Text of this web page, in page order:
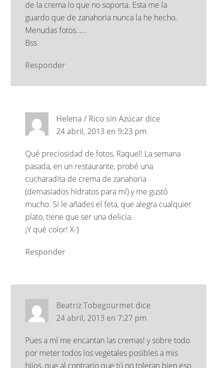
de la crema lo que no soporta. Esta me la
guardo que de zanahoria nunca la he hecho.
Menudas fotos……
Bss
Responder
Helena / Rico sin Azúcar dice
24 abril, 2013 en 9:23 pm
Qué preciosidad de fotos, Raquel! La semana
pasada, en un restaurante, probé una
cucharadita de crema de zanahoria
(demasiados hidratos para mí) y me gustó
mucho. Si le añades el feta, que alegra cualquier
plato, tiene que ser una delicia.
¡Y qué color! X-)
Responder
Beatriz Tobegourmet dice
24 abril, 2013 en 7:27 pm
Pues a mí me encantan las cremas! y sobre todo
por meter todos los vegetales posibles a mis
hijos, que al contrario que tú no toleran bien eso